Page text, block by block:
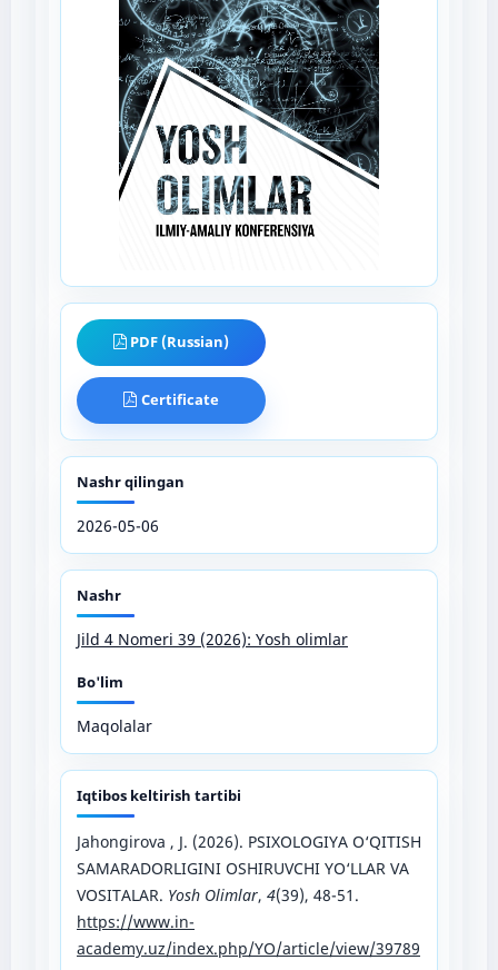
PDF (Russian)
Certificate
Nashr qilingan
2026-05-06
Nashr
Jild 4 Nomeri 39 (2026): Yosh olimlar
Bo'lim
Maqolalar
Iqtibos keltirish tartibi
Jahongirova , J. (2026). PSIXOLOGIYA O‘QITISH
SAMARADORLIGINI OSHIRUVCHI YO‘LLAR VA
VOSITALAR. Yosh Olimlar, 4(39), 48-51.
https://www.in-
academy.uz/index.php/YO/article/view/39789